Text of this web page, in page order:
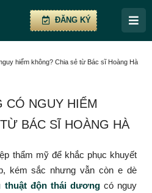
ĐĂNG KÝ
hiểm không? Chia sẻ từ Bác sĩ Hoàng Hà
NGUY HIỂM
BÁC SĨ HOÀNG HÀ
thẩm mỹ để khắc phục khuyết
kém sắc nhưng vẫn còn e dè
thuật độn thái dươngcó nguy